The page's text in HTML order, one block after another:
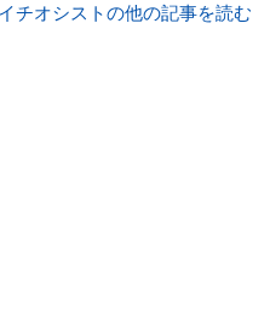
チオシストの他の記事を読む